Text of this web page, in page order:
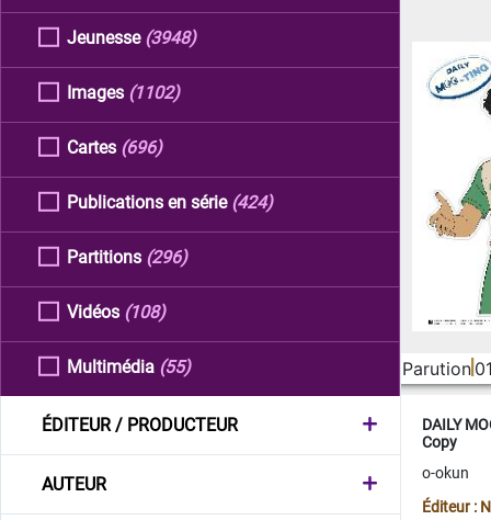
Jeunesse (3948)
Images (1102)
Cartes (696)
Publications en série (424)
Partitions (296)
Vidéos (108)
Multimédia (55)
ÉDITEUR / PRODUCTEUR
AUTEUR
Parution
DAILY
Copy
o-okun
Éditeur :